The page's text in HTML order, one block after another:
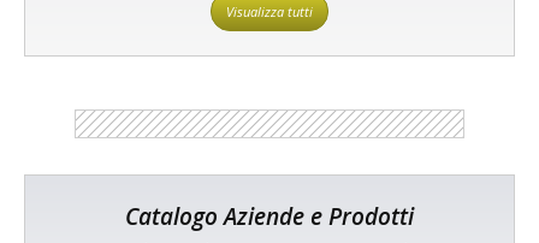
Visualizza tutti
Catalogo Aziende e Prodotti